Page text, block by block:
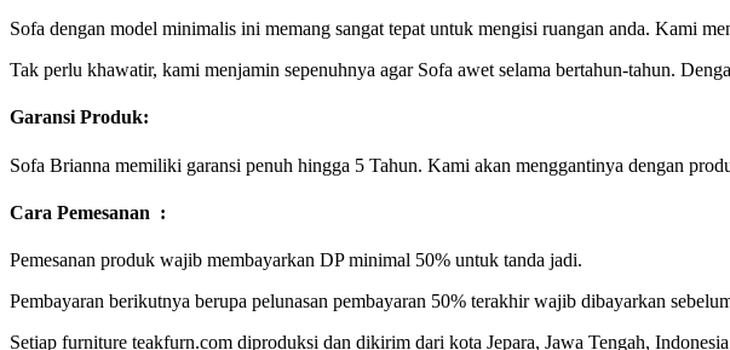
Sofa dengan model minimalis ini memang sangat tepat untuk mengisi ruangan anda. Kami
Tak perlu khawatir, kami menjamin sepenuhnya agar Sofa awet selama bertahun-tahun.
Garansi Produk:
Sofa Brianna memiliki garansi penuh hingga 5 Tahun. Kami akan menggantinya dengan
Cara Pemesanan :
Pemesanan produk wajib membayarkan DP minimal 50% untuk tanda jadi.
Pembayaran berikutnya berupa pelunasan pembayaran 50% terakhir wajib dibayarkan
Setiap furniture teakfurn.com diproduksi dan dikirim dari kota Jepara, Jawa Tengah, Indonesia